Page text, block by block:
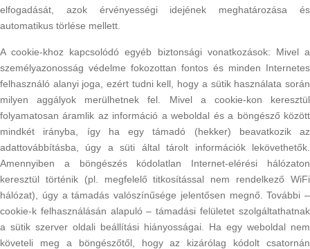
elfogadását, azok érvényességi idejének meghatározása és
automatikus törlése mellett.
A cookie-khoz kapcsolódó egyéb biztonsági vonatkozások: Mivel a
személyazonosság védelme fokozottan fontos és minden Internetes
felhasználó alanyi joga, ezért tudni kell, hogy a sütik használata során
milyen aggályok merülhetnek fel. Mivel a cookie-kon keresztül
folyamatosan áramlik az információ a weboldal és a böngésző között
mindkét irányba, így ha egy támadó (hekker) beavatkozik az
adattovábbításba, úgy a süti által tárolt információk lekövethetők.
Amennyiben a böngészés kódolatlan Internet-elérési hálózaton
keresztül történik (pl. megfelelő titkosítással nem rendelkező WiFi
hálózat), úgy a támadás valószínűsége jelentősen megnő. További –
cookie-k felhasználásán alapuló – támadási felületet szolgáltathatnak
a sütik szerver oldali beállítási hiányosságai. Ha egy weboldal nem
követeli meg a böngészőtől, hogy az kizárólag kódolt csatornán